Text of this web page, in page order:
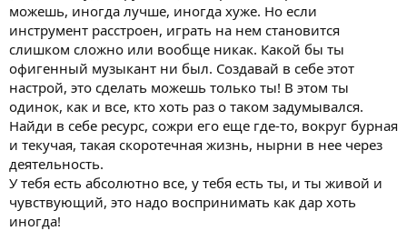
ты в шумном потоке людской массы, дружеской поддержки, да
просто засыпая ночью и просыпаясь утром, все повторяется,
временная петля пустого грузового отсека, твоя внутренняя
погода всегда пасмурная, всегда чтото мучает под кожей в
груди, опускается ниже к животу иногда выплескивается через
слезы отчаяния, потом приходит второй навязчивый друг под
названием апатия, тяжело заставлять себя поднимать груз
ясного, чистого взора, без очков разных допингов и пагубных
привычек, но ты раз за разом ломаешь эту стену отчаяния, не
сдаешься пытаешься плыть в этом бесконечном океане
сомнений и переживаний к своим мечтам, к чему то
спокойному, теплому и светлому.
можешь, иногда лучше, иногда хуже. Но если
инструмент расстроен, играть на нем становится
слишком сложно или вообще никак. Какой бы ты
офигенный музыкант ни был. Создавай в себе этот
настрой, это сделать можешь только ты! В этом ты
одинок, как и все, кто хоть раз о таком задумывался.
Найди в себе ресурс, сожри его еще где-то, вокруг бурная
и текучая, такая скоротечная жизнь, нырни в нее через
деятельность.
У тебя есть абсолютно все, у тебя есть ты, и ты живой и
чувствующий, это надо воспринимать как дар хоть
иногда!